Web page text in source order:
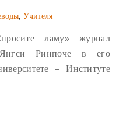
, Учителя
ламу» журнал
Ринпоче в его
– Институте